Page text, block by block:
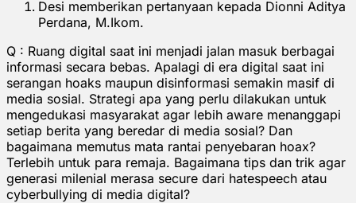
Desi memberikan pertanyaan kepada Dionni Aditya
Perdana, M.Ikom.
Q : Ruang digital saat ini menjadi jalan masuk berbagai
informasi secara bebas. Apalagi di era digital saat ini
serangan hoaks maupun disinformasi semakin masif di
media sosial. Strategi apa yang perlu dilakukan untuk
mengedukasi masyarakat agar lebih aware menanggapi
setiap berita yang beredar di media sosial? Dan
bagaimana memutus mata rantai penyebaran hoax?
Terlebih untuk para remaja. Bagaimana tips dan trik agar
generasi milenial merasa secure dari hatespeech atau
cyberbullying di media digital?